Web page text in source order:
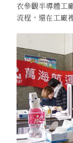
衣參觀半導體工
流程，還在工廠